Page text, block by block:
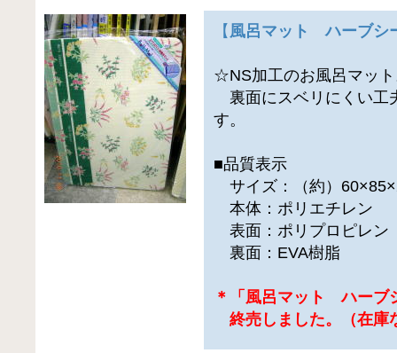
【 風呂マット ハーブシ
☆NS加工のお風呂マッ
裏面にスベリにくい工
す。
■品質表示
サイズ：（約）
本体：ポリエチレン
表面：ポリプロピレン
裏面：EVA樹脂
＊「風呂マット ハーブ
終売しました。（在庫